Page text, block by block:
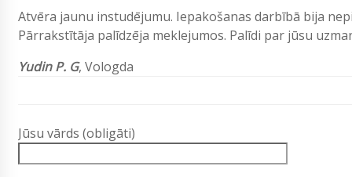
Atvēra jaunu instudējumu. Iepakošanas darbībā bija
Pārrakstītāja palīdzēja meklejumos. Palīdi par jūsu
Yudin P. G, Vologda
Jūsu vārds (obligāti)